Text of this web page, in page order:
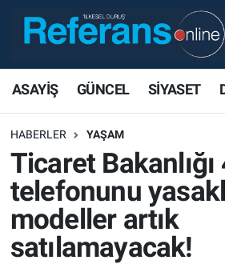
ASAYİŞ GÜNCEL SİYASET
HABERLER YAŞAM
Ticaret Bakanlığı
telefonunu
modeller artık
satılamayacak!